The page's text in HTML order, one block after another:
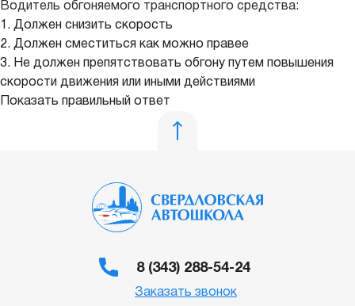
Водитель обгоняемого транспортного средства:
1. Должен снизить скорость
2. Должен сместиться как можно правее
3. Не должен препятствовать обгону путем повышения
скорости движения или иными действиями
Показать правильный ответ
8 (343) 288-54-24
Заказать звонок